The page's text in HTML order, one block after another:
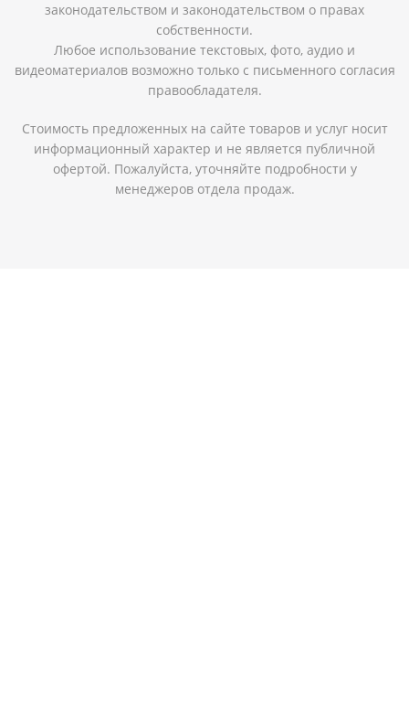
законодательством и законодательством о правах
собственности.
Любое использование текстовых, фото, аудио и
видеоматериалов возможно только с письменного согласия
правообладателя.
Стоимость предложенных на сайте товаров и услуг носит
информационный характер и не является публичной
офертой. Пожалуйста, уточняйте подробности у
менеджеров отдела продаж.